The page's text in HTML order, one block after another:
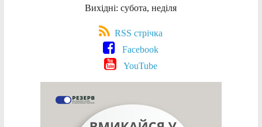
Вихідні: субота, неділя
RSS стрічка
Facebook
YouTube